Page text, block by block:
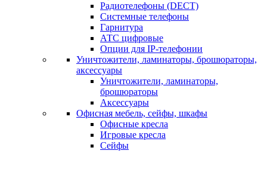
Радиотелефоны (DECT)
Системные телефоны
Гарнитура
АТС цифровые
Опции для IP-телефонии
Уничтожители, ламинаторы, брошюраторы,
аксессуары
Уничтожители, ламинаторы,
брошюраторы
Аксессуары
Офисная мебель, сейфы, шкафы
Офисные кресла
Игровые кресла
Сейфы